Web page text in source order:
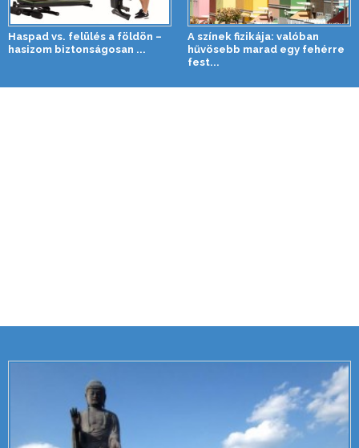
Haspad vs. felülés a földön –
hasizom biztonságosan ...
A színek fizikája: valóban
hűvösebb marad egy fehérre
fest...